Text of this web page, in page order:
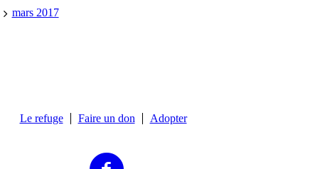
mars 2017
Le refuge Faire un don Adopter